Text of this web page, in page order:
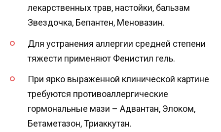
лекарственных трав, настойки, бальзам
Звездочка, Бепантен, Меновазин.
Для устранения аллергии средней степени
тяжести применяют Фенистил гель.
При ярко выраженной клинической картине
требуются противоаллергические
гормональные мази – Адвантан, Элоком,
Бетаметазон, Триаккутан.